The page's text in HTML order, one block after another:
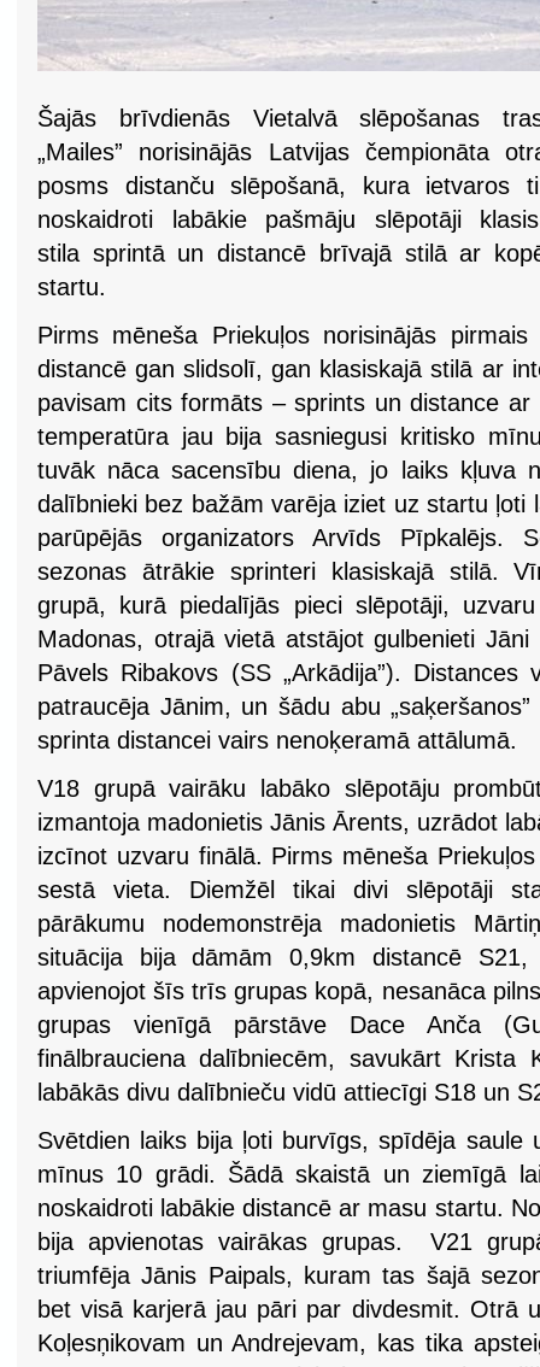
Šajās brīvdienās Vietalvā slēpošanas
„Mailes” norisinājās Latvijas čempionāta
posms distanču slēpošanā, kura ietvaros
noskaidroti labākie pašmāju slēpotāji
stila sprintā un distancē brīvajā stilā ar
startu.
Pirms mēneša Priekuļos norisinājās
distancē gan slidsolī, gan klasiskajā stilā ar
pavisam cits formāts – sprints un distance
temperatūra jau bija sasniegusi kritisko
tuvāk nāca sacensību diena, jo laiks kļuva
dalībnieki bez bažām varēja iziet uz startu ļoti
parūpējās organizators Arvīds Pīpkalējs.
sezonas ātrākie sprinteri klasiskajā stilā.
grupā, kurā piedalījās pieci slēpotāji,
Madonas, otrajā vietā atstājot gulbenieti
Pāvels Ribakovs (SS „Arkādija”). Distances
patraucēja Jānim, un šādu abu
sprinta distancei vairs nenoķeramā attālumā.
V18 grupā vairāku labāko slēpotāju
izmantoja madonietis Jānis Ārents, uzrādot
izcīnot uzvaru finālā. Pirms mēneša
sestā vieta. Diemžēl tikai divi slēpotāji
pārākumu nodemonstrēja madonietis
situācija bija dāmām 0,9km distancē
apvienojot šīs trīs grupas kopā, nesanāca
grupas vienīgā pārstāve Dace Anča
finālbrauciena dalībniecēm, savukārt Krista
labākās divu dalībnieču vidū attiecīgi S18 un
Svētdien laiks bija ļoti burvīgs, spīdēja saule
mīnus 10 grādi. Šādā skaistā un ziemīgā
noskaidroti labākie distancē ar masu startu.
bija apvienotas vairākas grupas. V21
triumfēja Jānis Paipals, kuram tas šajā
bet visā karjerā jau pāri par divdesmit. Otrā
Koļesņikovam un Andrejevam, kas tika